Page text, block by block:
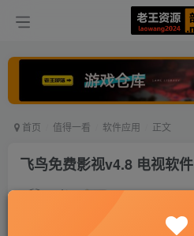
首页 值得一看 软件应用 正文
飞鸟免费影视v4.8 电视软件
老王